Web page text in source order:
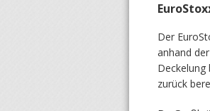
Der
anhand
Deckelung
zurück